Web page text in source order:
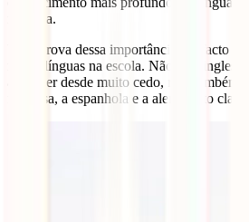
materna.
Uma prova dessa importância é o facto
novas línguas na escola. Não só a
aprender desde muito cedo, mas também,
francesa, a espanhola e a alemã. Isto